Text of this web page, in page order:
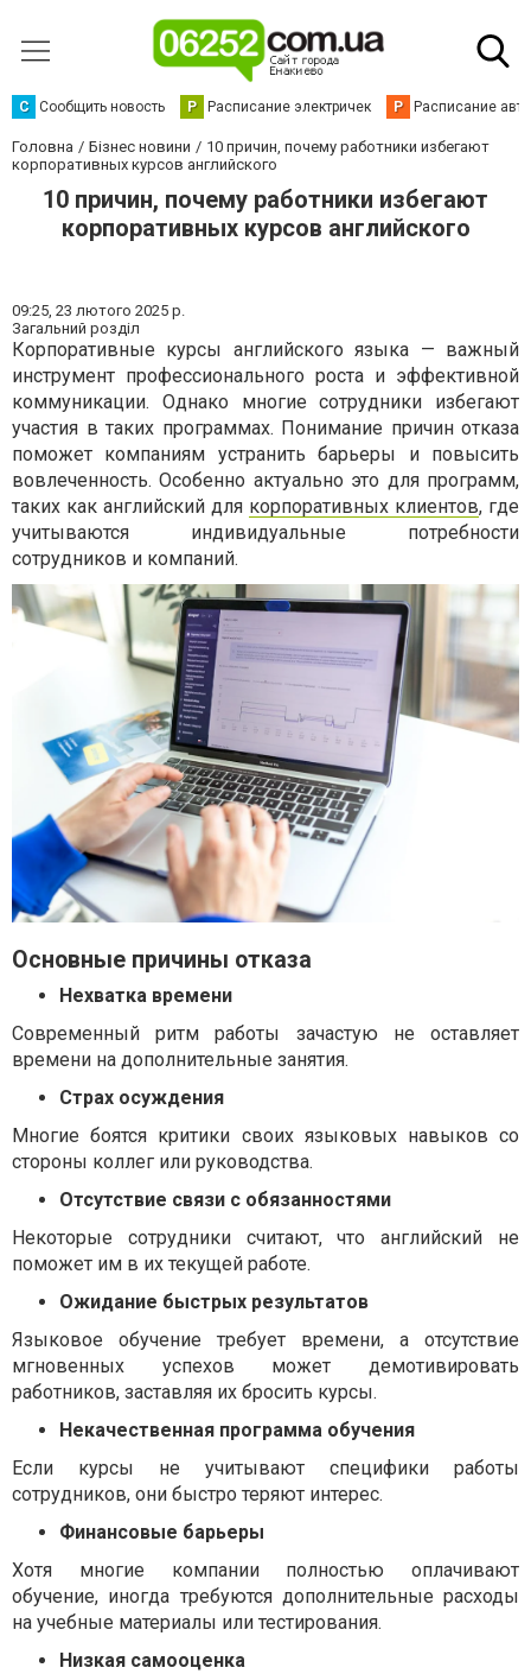
С Сообщить новость Р Расписание электричек Р Расписание
Головна Бізнес новини
10 причин, почему работники избегают
корпоративных курсов английского
10 причин, почему работники избегают
корпоративных курсов английского
09:25, 23 лютого 2025 р.
Загальний розділ
Корпоративные курсы английского языка — важный
инструмент профессионального роста и эффективной
коммуникации. Однако многие сотрудники избегают
участия в таких программах. Понимание причин отказа
поможет компаниям устранить барьеры и повысить
вовлеченность. Особенно актуально это для программ,
таких как английский для корпоративных клиентов, где
учитываются индивидуальные потребности
сотрудников и компаний.
Основные причины отказа
Нехватка времени
Современный ритм работы зачастую не оставляет
времени на дополнительные занятия.
Страх осуждения
Многие боятся критики своих языковых навыков со
стороны коллег или руководства.
Отсутствие связи с обязанностями
Некоторые сотрудники считают, что английский не
поможет им в их текущей работе.
Ожидание быстрых результатов
Языковое обучение требует времени, а отсутствие
мгновенных успехов может демотивировать
работников, заставляя их бросить курсы.
Некачественная программа обучения
Если курсы не учитывают специфики работы
сотрудников, они быстро теряют интерес.
Финансовые барьеры
Хотя многие компании полностью оплачивают
обучение, иногда требуются дополнительные расходы
на учебные материалы или тестирования.
Низкая самооценка